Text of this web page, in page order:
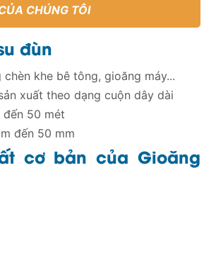
CHÚNG TÔI
đùn
khe bê tông, gioăng máy...
xuất theo dạng cuộn dây dài
50 mét
đến 50 mm
cơ bản của Gioăng